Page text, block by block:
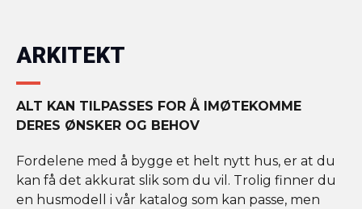
ARKITEKT
ALT KAN TILPASSES FOR Å IMØTEKOMME
DERES ØNSKER OG BEHOV
Fordelene med å bygge et helt nytt hus, er at du
kan få det akkurat slik som du vil. Trolig finner du
en husmodell i vår katalog som kan passe, men